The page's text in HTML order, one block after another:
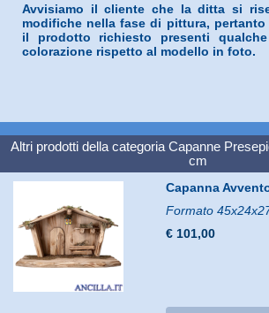
Avvisiamo il cliente che la ditta si
modifiche nella fase di pittura,
il prodotto richiesto presenti
colorazione rispetto al modello in foto.
Altri prodotti della categoria Capanne
cm
Capanna
Formato
€ 101,00